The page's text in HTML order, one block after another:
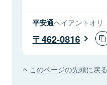
平安通ヘイアントオリ
462-0816
このページの先頭に戻る